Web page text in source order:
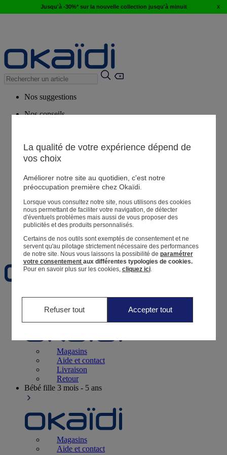
Jusqu'à -30%* sur la nouvelle collection jusqu'à minuit x
Nos suggestions
Nos conseils
Magasin
Mes informations
Suivre une commande
Panier
Favoris
Naissance0-12 mois
Magasins
Aide et contact
Livraison
Retour
Bébé fille 3 mois - 5 ans
Magasins
Aide et contact
La qualité de votre expérience dépend de
vos choix
Améliorer notre site au quotidien, c'est notre
préoccupation première chez Okaïdi.
Lorsque vous consultez notre site, nous utilisons des cookies
nous permettant de faciliter votre navigation, de détecter
d'éventuels problèmes mais aussi de vous proposer des
publicités et des produits personnalisés.
Certains de nos outils sont exemptés de consentement et ne
servent qu'au pilotage strictement nécessaire des performances
de notre site. Nous vous laissons la possibilité de paramétrer
votre consentement aux différentes typologies de cookies.
Pour en savoir plus sur les cookies, cliquez ici.
Refuser tout Accepter tout